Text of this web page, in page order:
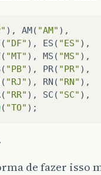
), AM( "AM" ),
( "DF" ), ES ( "ES" ),
( "MT" ), MS ( "MS" ),
( "PB" ), PR( "PR" ),
( "RJ" ), RN ( "RN" ),
( "RR" ), SC ( "SC" ),
( "TO" );
de fazer isso